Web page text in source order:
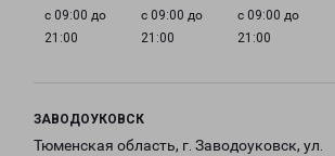
с 09:00 до
21:00
с 09:00 до
21:00
с 09:00 до
21:00
ЗАВОДОУКОВСК
Тюменская область, г. Заводоуковск, ул.